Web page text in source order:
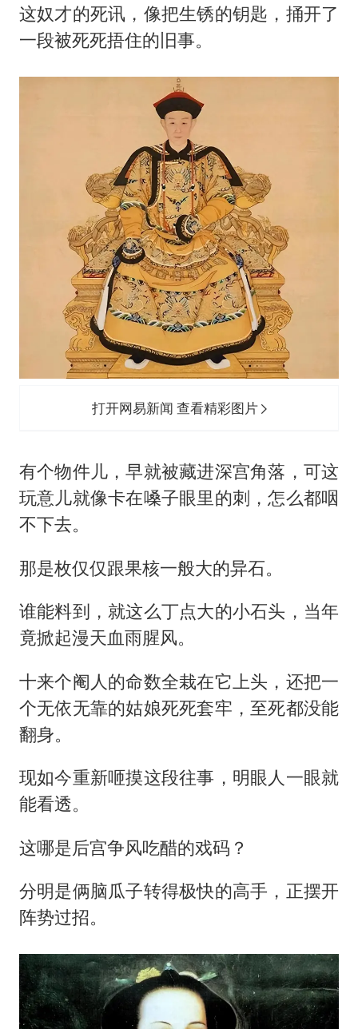
这奴才的死讯，像把生锈的钥匙，捅开了
一段被死死捂住的旧事。
打开网易新闻 查看精彩图片
有个物件儿，早就被藏进深宫角落，可这
玩意儿就像卡在嗓子眼里的刺，怎么都咽
不下去。
那是枚仅仅跟果核一般大的异石。
谁能料到，就这么丁点大的小石头，当年
竟掀起漫天血雨腥风。
十来个阉人的命数全栽在它上头，还把一
个无依无靠的姑娘死死套牢，至死都没能
翻身。
现如今重新咂摸这段往事，明眼人一眼就
能看透。
这哪是后宫争风吃醋的戏码？
分明是俩脑瓜子转得极快的高手，正摆开
阵势过招。